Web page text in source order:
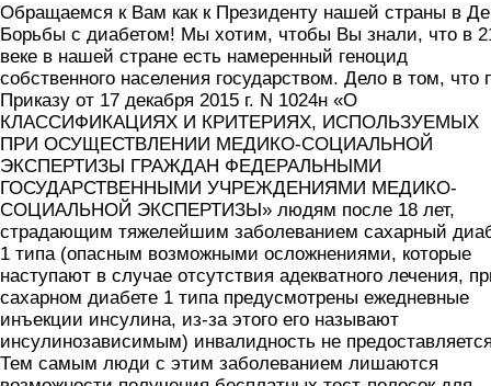
Обращаемся к Вам как к Президенту нашей страны в
Борьбы с диабетом! Мы хотим, чтобы Вы знали, что в
веке в нашей стране есть намеренный геноцид
собственного населения государством. Дело в том, что
Приказу от 17 декабря 2015 г. N 1024н «О
КЛАССИФИКАЦИЯХ И КРИТЕРИЯХ, ИСПОЛЬЗУЕМЫХ
ПРИ ОСУЩЕСТВЛЕНИИ МЕДИКО-СОЦИАЛЬНОЙ
ЭКСПЕРТИЗЫ ГРАЖДАН ФЕДЕРАЛЬНЫМИ
ГОСУДАРСТВЕННЫМИ УЧРЕЖДЕНИЯМИ МЕДИКО-
СОЦИАЛЬНОЙ ЭКСПЕРТИЗЫ» людям после 18 лет,
страдающим тяжелейшим заболеванием сахарный
1 типа (опасным возможными осложнениями, которые
наступают в случае отсутствия адекватного лечения,
сахарном диабете 1 типа предусмотрены ежедневные
инъекции инсулина, из-за этого его называют
инсулинозависимым) инвалидность не
Тем самым люди с этим заболеванием лишаются